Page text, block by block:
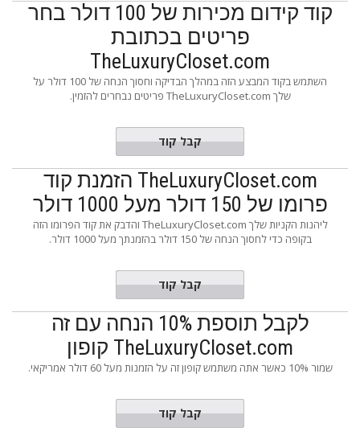
קוד קידום מכירות של 100 דולר בחר
פריטים בכתובת
TheLuxuryCloset.com
השתמש בקוד המבצע הזה במהלך הבדיקה וחסוך הנחה של 100 דולר על
שלך TheLuxuryCloset.com פריטים נבחרים להזמין.
TLC100קבל קוד
TheLuxuryCloset.com הזמנת קוד
פרומו של 150 דולר מעל 1000 דולר
ליהנות הקניות שלך TheLuxuryCloset.com והדבק את קוד הפרומו הזה
בקופה כדי לחסוך הנחה של 150 דולר בהזמנתך מעל 1000 דולר.
GUST150קבל קוד
לקבל תוספת 10% הנחה עם זה
TheLuxuryCloset.com קופון
שמור 10% כאשר אתה משתמש קופון זה על הזמנות מעל 60 דולר אמריקאי.
L46 קבל קוד